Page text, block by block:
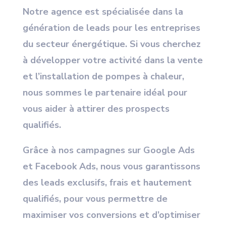
Notre agence est spécialisée dans la
génération de leads pour les entreprises
du secteur énergétique. Si vous cherchez
à développer votre activité dans la vente
et l’installation de pompes à chaleur,
nous sommes le partenaire idéal pour
vous aider à attirer des prospects
qualifiés.
Grâce à nos campagnes sur Google Ads
et Facebook Ads, nous vous garantissons
des leads exclusifs, frais et hautement
qualifiés, pour vous permettre de
maximiser vos conversions et d’optimiser